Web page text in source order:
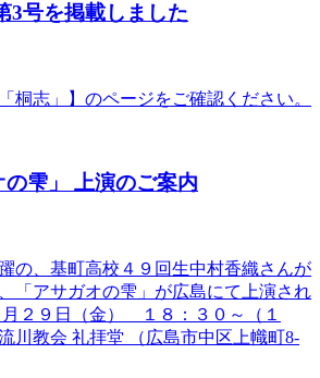
3号を掲載しました
桐志」】のページをご確認ください。
の雫」 上演のご案内
の、基町高校４９回生中村香織さんが
「アサガオの雫」が広島にて上演され
２９日（金） １８：３０～（１
川教会 礼拝堂 （広島市中区上幟町8-